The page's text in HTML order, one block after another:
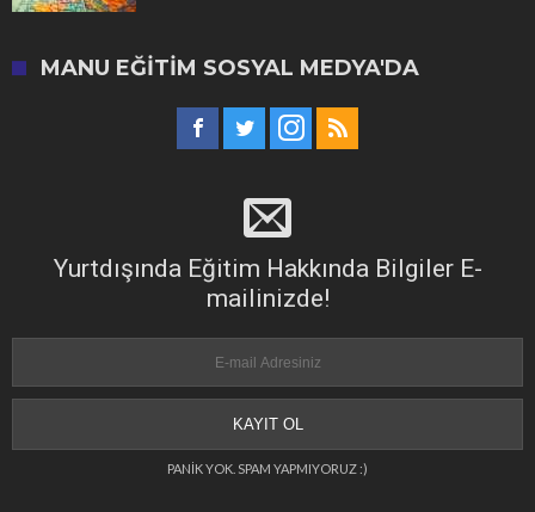
MANU EĞITIM SOSYAL MEDYA'DA
Yurtdışında Eğitim Hakkında Bilgiler E-
mailinizde!
PANİK YOK. SPAM YAPMIYORUZ :)